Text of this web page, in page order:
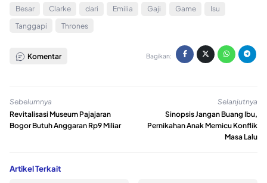
Besar Clarke dari Emilia Gaji Game
Isu
Tanggapi
Thrones
Komentar Bagikan:
Sebelumnya
Revitalisasi Museum Pajajaran
Bogor Butuh Anggaran Rp9 Miliar
Selanjutnya
Sinopsis Jangan Buang Ibu,
Pernikahan Anak Memicu Konflik
Masa Lalu
Artikel Terkait